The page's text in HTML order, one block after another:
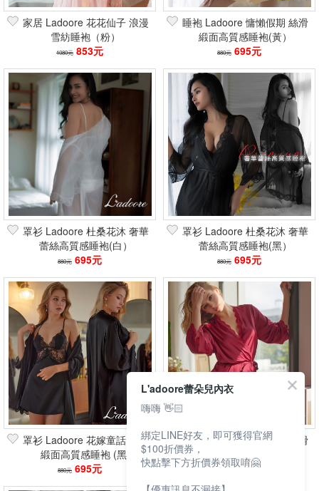
家居 Ladoore 花花仙子 浪漫
雪紡睡袍（粉）
1080元 853元
睡袍 Ladoore 慵懶假期 絲滑
緞面高質感睡袍(黃）
880元 695元
罩衫 Ladoore 杜桑花沐 奢華
蕾絲高質感睡袍(白）
880元 695元
罩衫 Ladoore 杜桑花沐 奢華
蕾絲高質感睡袍(黑）
880元 695元
罩衫 Ladoore 花嫁童話 絲滑
緞面高質感睡袍 (黑)
880元 695元
罩衫 Ladoore 花嫁童話 絲滑
緞面高質感睡袍 (紅)
880元 695元
L'adoore蕾朵兒內衣
嗨嗨 👋🏻
綁定LINE好友，即可獲得官網
$100折價券，
快點擊下方折價券領取唷🤗